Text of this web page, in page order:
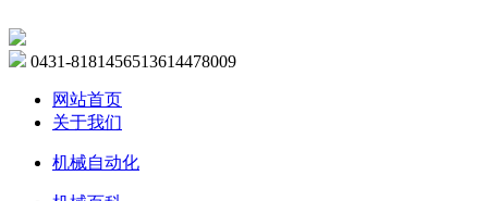
0431-8181456513614478009
网站首页
关于我们
机械自动化